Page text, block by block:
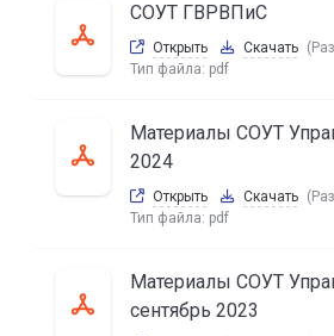
СОУТ ГВРВПиС
Открыть Скачать
Тип файла: pdf
Материалы СОУТ
2024
Открыть Скачать
Тип файла: pdf
Материалы СОУТ
сентябрь 2023